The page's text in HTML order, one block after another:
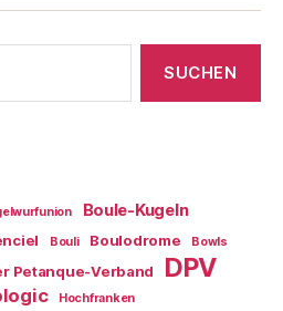
Boule-Kugeln
Bouli Boulodrome Bowls
Petanque-Verband DPV
Hochfranken